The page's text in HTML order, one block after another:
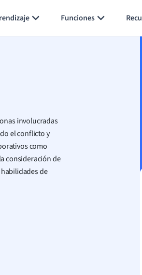
Funciones
involucradas
el conflicto y
como
consideración de
de